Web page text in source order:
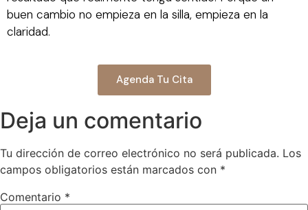
buen cambio no empieza en la silla, empieza en la
claridad.
Agenda Tu Cita
Deja un comentario
Tu dirección de correo electrónico no será publicada. Los
campos obligatorios están marcados con *
Comentario *